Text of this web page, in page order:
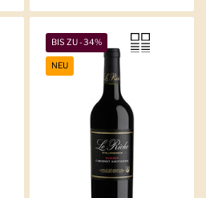
BIS ZU -34%
NEU